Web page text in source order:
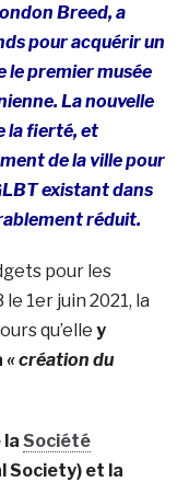
Breed, a
pour acquérir un
le premier musée
La nouvelle
la fierté, et
de la ville pour
existant dans
réduit.
pour les
1er juin 2021, la
qu’elle y
« création du
Société
Society) et la